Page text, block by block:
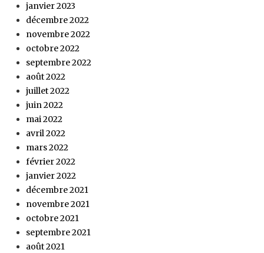
janvier 2023
décembre 2022
novembre 2022
octobre 2022
septembre 2022
août 2022
juillet 2022
juin 2022
mai 2022
avril 2022
mars 2022
février 2022
janvier 2022
décembre 2021
novembre 2021
octobre 2021
septembre 2021
août 2021